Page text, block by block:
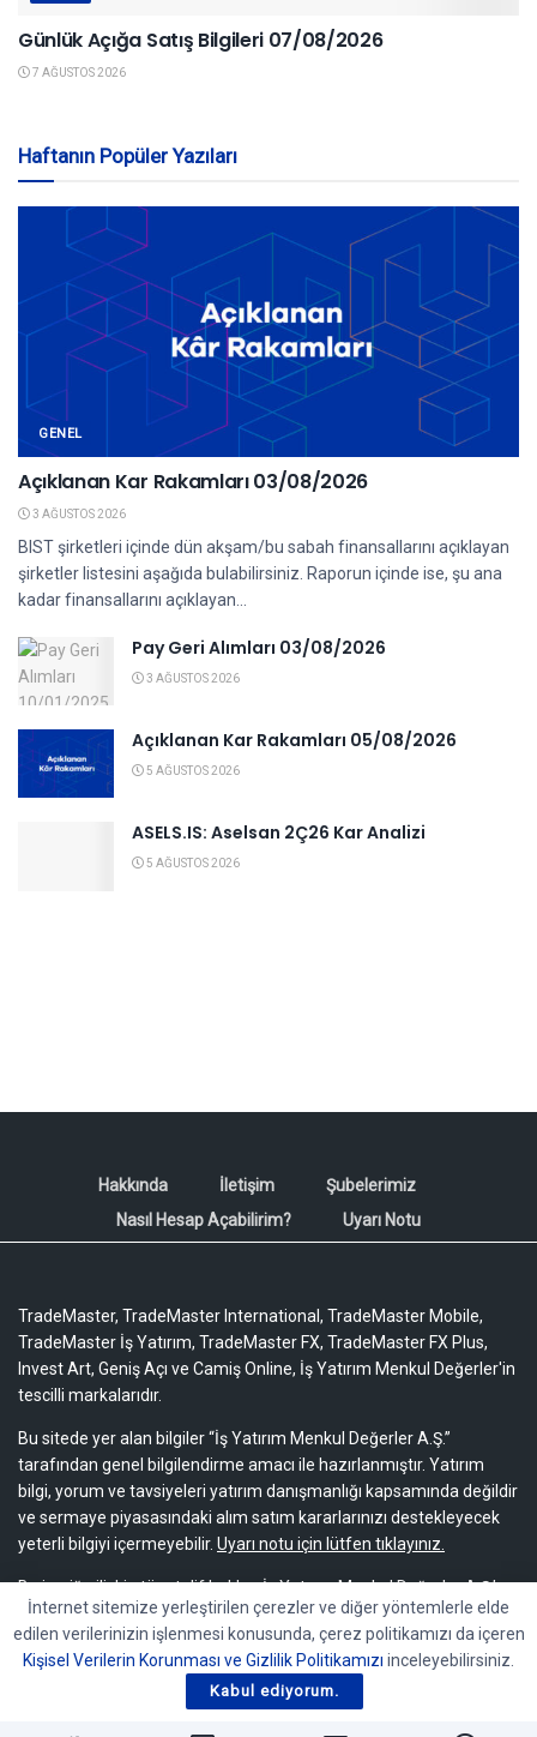
Günlük Açığa Satış Bilgileri 07/08/2026
7 AĞUSTOS 2026
Haftanın Popüler Yazıları
GENEL
Açıklanan Kar Rakamları 03/08/2026
3 AĞUSTOS 2026
BIST şirketleri içinde dün akşam/bu sabah finansallarını açıklayan
şirketler listesini aşağıda bulabilirsiniz. Raporun içinde ise, şu ana
kadar finansallarını açıklayan...
Pay Geri Alımları 03/08/2026
3 AĞUSTOS 2026
Açıklanan Kar Rakamları 05/08/2026
5 AĞUSTOS 2026
ASELS.IS: Aselsan 2Ç26 Kar Analizi
5 AĞUSTOS 2026
Hakkında İletişim
Şubelerimiz
Nasıl Hesap Açabilirim?
Uyarı Notu
TradeMaster, TradeMaster International, TradeMaster Mobile,
TradeMaster İş Yatırım, TradeMaster FX, TradeMaster FX Plus,
Invest Art, Geniş Açı ve Camiş Online, İş Yatırım Menkul Değerler'in
tescilli markalarıdır.
Bu sitede yer alan bilgiler “İş Yatırım Menkul Değerler A.Ş.”
tarafından genel bilgilendirme amacı ile hazırlanmıştır. Yatırım
bilgi, yorum ve tavsiyeleri yatırım danışmanlığı kapsamında değildir
ve sermaye piyasasındaki alım satım kararlarınızı destekleyecek
yeterli bilgiyi içermeyebilir. Uyarı notu için lütfen tıklayınız.
Bu içeriğe ilişkin tüm telif hakları İş Yatırım Menkul Değerler A.Ş.’ye
aittir. Bu içerik, açık iznimiz olmaksızın başkaları tarafından
herhangi bir amaçla, kısmen veya tamamen çoğaltılamaz,
dağıtılamaz, yayımlanamaz veya değiştirilemez.
İnternet sitemize yerleştirilen çerezler ve diğer yöntemlerle elde
edilen verilerinizin işlenmesi konusunda, çerez politikamızı da içeren
Kişisel Verilerin Korunması ve Gizlilik Politikamızı inceleyebilirsiniz.
Kabul ediyorum.